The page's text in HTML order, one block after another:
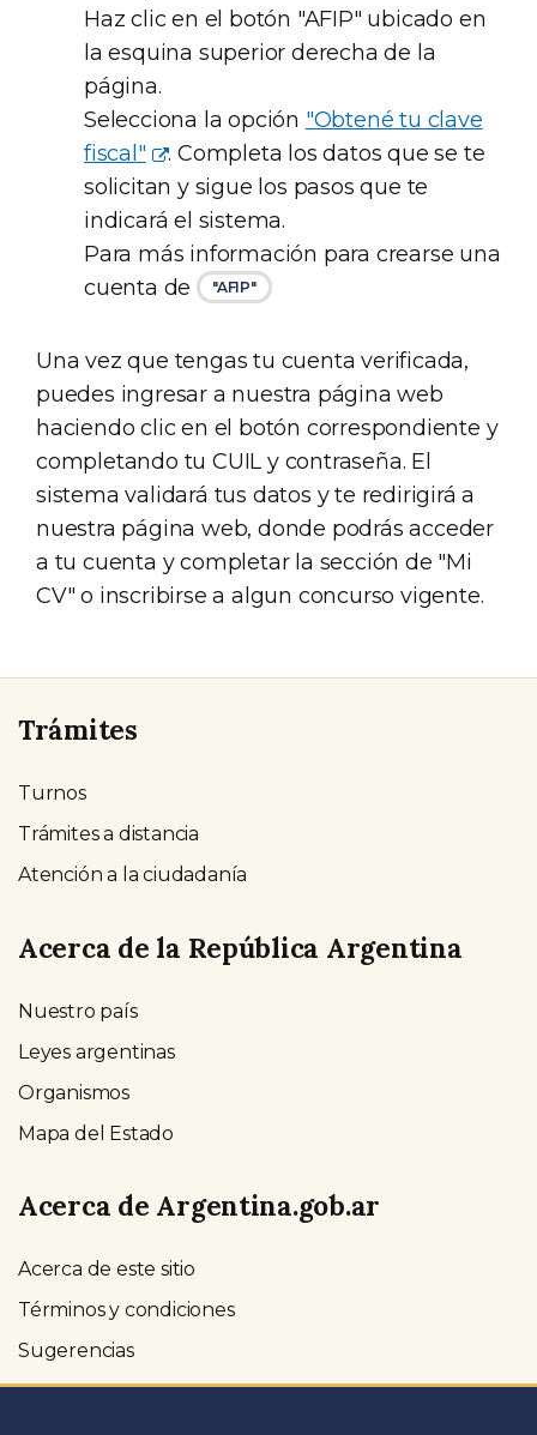
Haz clic en el botón "AFIP" ubicado en
la esquina superior derecha de la
página.
Selecciona la opción "Obtené tu clave
fiscal"
. Completa los datos que se te
solicitan y sigue los pasos que te
indicará el sistema.
Para más información para crearse una
cuenta de
"AFIP"
Una vez que tengas tu cuenta verificada,
puedes ingresar a nuestra página web
haciendo clic en el botón correspondiente y
completando tu CUIL y contraseña. El
sistema validará tus datos y te redirigirá a
nuestra página web, donde podrás acceder
a tu cuenta y completar la sección de "Mi
CV" o inscribirse a algun concurso vigente.
Trámites
Turnos
Trámites a distancia
Atención a la ciudadanía
Acerca de la República Argentina
Nuestro país
Leyes argentinas
Organismos
Mapa del Estado
Acerca de Argentina.gob.ar
Acerca de este sitio
Términos y condiciones
Sugerencias